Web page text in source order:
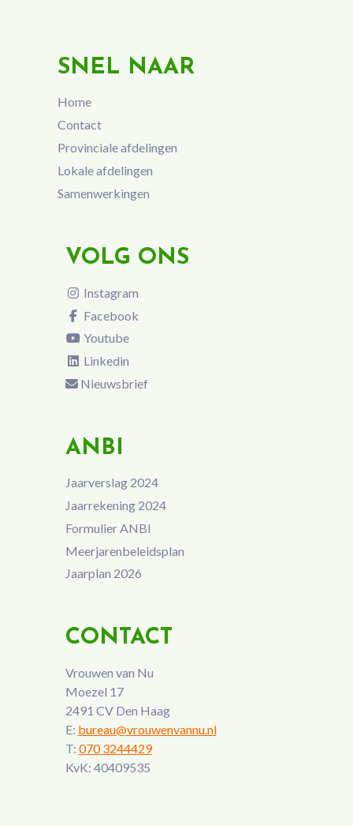
SNEL NAAR
Home
Contact
Provinciale afdelingen
Lokale afdelingen
Samenwerkingen
VOLG ONS
Instagram
Facebook
Youtube
Linkedin
Nieuwsbrief
ANBI
Jaarverslag 2024
Jaarrekening 2024
Formulier ANBI
Meerjarenbeleidsplan
Jaarplan 2026
CONTACT
Vrouwen van Nu
Moezel 17
2491 CV Den Haag
E: bureau@vrouwenvannu.nl
T: 070 3244429
KvK: 40409535